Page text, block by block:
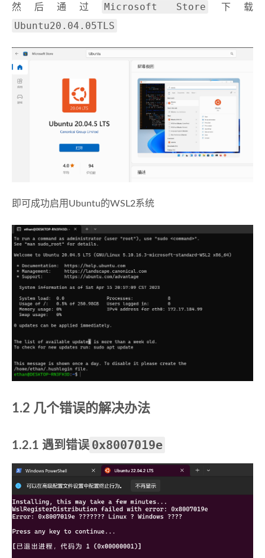
然后通过 Microsoft Store 下载
Ubuntu20.04.05TLS
即可成功启用Ubuntu的WSL2系统
1.2 几个错误的解决办法
1.2.1 遇到错误 0x8007019e